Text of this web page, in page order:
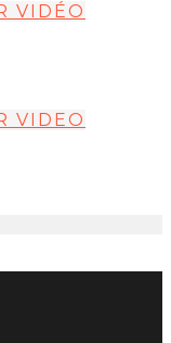
VIDÉO
VIDEO